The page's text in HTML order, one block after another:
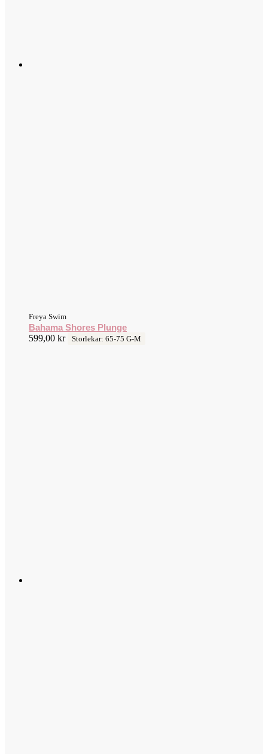
Freya Swim
Bahama Shores Plunge
599,00 kr Storlekar: 65-75 G-M